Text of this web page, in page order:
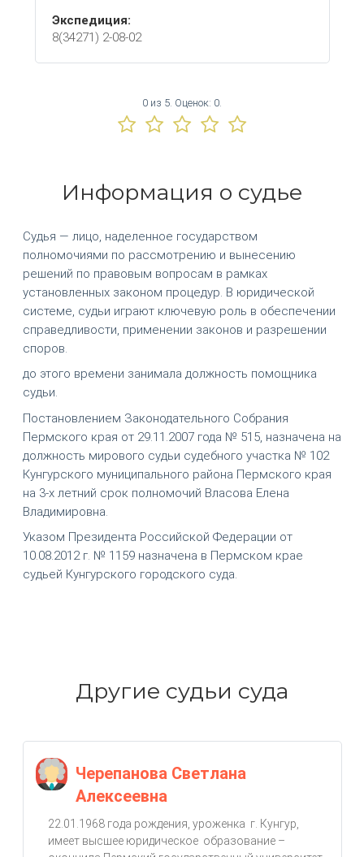
Экспедиция:
8(34271) 2-08-02
0 из 5. Оценок: 0
Информация о судье
Судья — лицо, наделенное государством
полномочиями по рассмотрению и вынесению
решений по правовым вопросам в рамках
установленных законом процедур. В юридической
системе, судьи играют ключевую роль в обеспечении
справедливости, применении законов и разрешении
споров.
до этого времени занимала должность помощника
судьи.
Постановлением Законодательного Собрания
Пермского края от 29.11.2007 года № 515, назначена на
должность мирового судьи судебного участка № 102
Кунгурского муниципального района Пермского края
на 3-х летний срок полномочий Власова Елена
Владимировна.
Указом Президента Российской Федерации от
10.08.2012 г. № 1159 назначена в Пермском крае
судьей Кунгурского городского суда.
Другие судьи суда
Черепанова Светлана
Алексеевна
22.01.1968 года рождения, уроженка г. Кунгур,
имеет высшее юридическое образование –